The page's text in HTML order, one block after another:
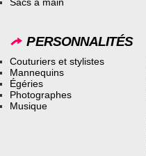
PERSONNALITÉS
Couturiers et stylistes
Mannequins
Égéries
Photographes
Musique